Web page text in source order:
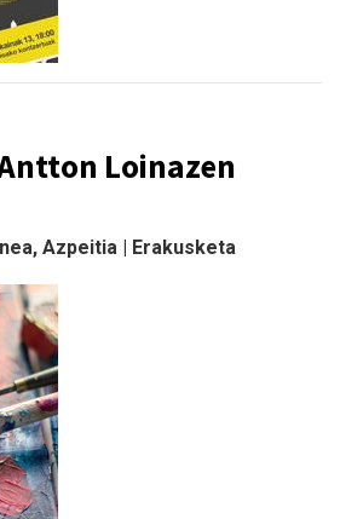
Loinazen
Azpeitia | Erakusketa